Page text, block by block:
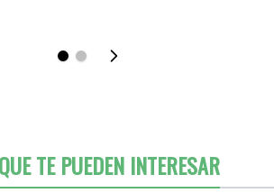
TE PUEDEN INTERESAR